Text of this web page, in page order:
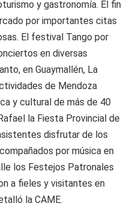
y gastronomía. El fin
por importantes citas
El festival Tango por
en diversas
en Guaymallén, La
de Mendoza
y cultural de más de 40
la Fiesta Provincial de
disfrutar de los
por música en
los Festejos Patronales
a fieles y visitantes en
la CAME.